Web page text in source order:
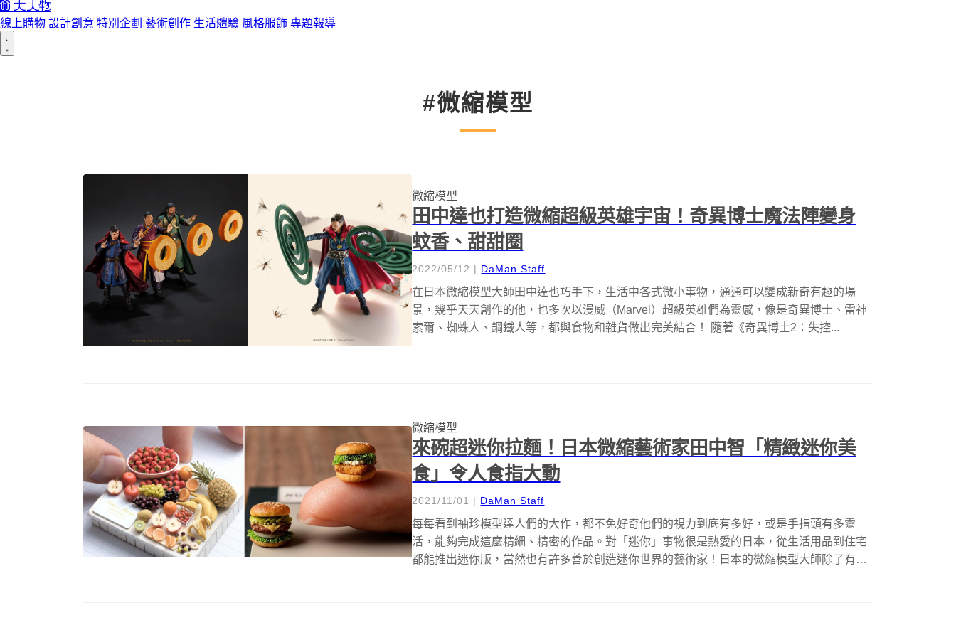
線上購物 設計創意 特別企劃 藝術創作 生活體驗 風格服飾 專題報導
#微縮模型
微縮模型
田中達也打造微縮超級英雄宇宙！奇異博士魔法陣變身
蚊香、甜甜圈
2022/05/12 | DaMan Staff
在日本微縮模型大師田中達也巧手下，生活中各式微小事物，通通可以變成新奇有趣的場
景，幾乎天天創作的他，也多次以漫威（Marvel）超級英雄們為靈感，像是奇異博士、雷神
索爾、蜘蛛人、鋼鐵人等，都與食物和雜貨做出完美結合！ 隨著《奇異博士2：失控...
微縮模型
來碗超迷你拉麵！日本微縮藝術家田中智「精緻迷你美
食」令人食指大動
2021/11/01 | DaMan Staff
每每看到袖珍模型達人們的大作，都不免好奇他們的視力到底有多好，或是手指頭有多靈
活，能夠完成這麼精細、精密的作品。對「迷你」事物很是熱愛的日本，從生活用品到住宅
都能推出迷你版，當然也有許多善於創造迷你世界的藝術家！日本的微縮模型大師除了有大